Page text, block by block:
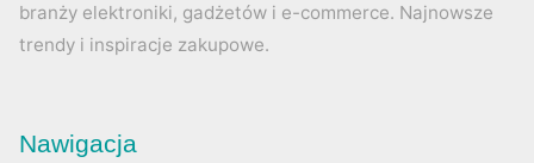
branży elektroniki, gadżetów i e-commerce. Najnowsze
trendy i inspiracje zakupowe.
Nawigacja